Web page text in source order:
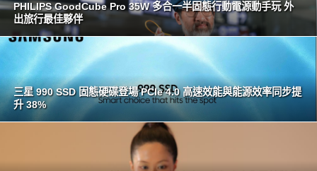
PHILIPS GoodCube Pro 35W 多合一半固態行動電源動手玩 外
出旅行最佳夥伴
三星 990 SSD 固態硬碟登場 PCIe 4.0 高速效能與能源效率同步提
升 38%